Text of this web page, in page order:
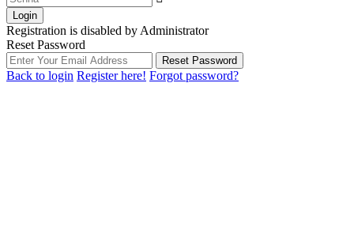
Login
Registration is disabled by Administrator
Reset Password
Reset Password
Back to login Register here! Forgot password?